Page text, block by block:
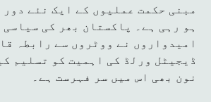
مبنی حکمت عملیوں کے ایک نئے دور
ہو رہی ہے۔ پاکستان بھر کی سیاسی
امیدواروں نے ووٹروں سے رابطہ
ڈیجیٹل ورلڈ کی اہمیت کو تسلیم
نون بھی اس میں سر فہرست ہے۔